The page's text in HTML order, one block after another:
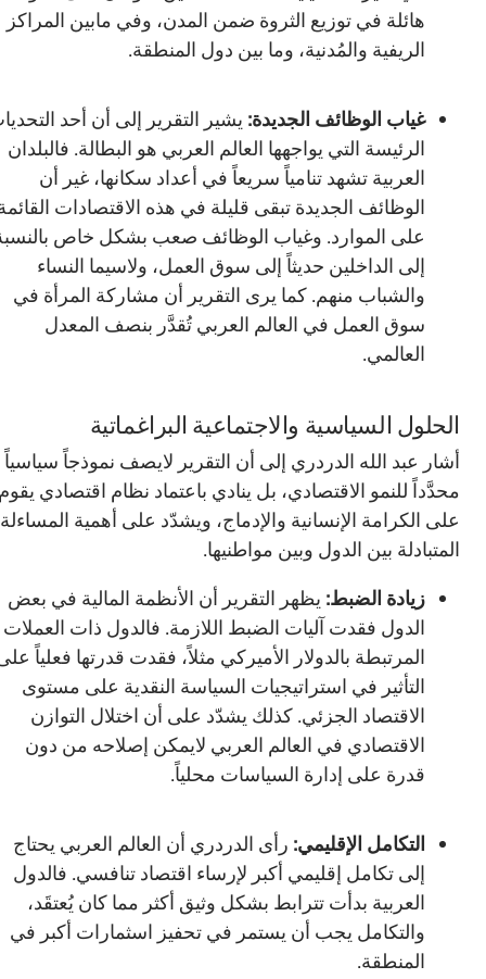
هائلة في توزيع الثروة ضمن المدن، وفي مابين المراكز
الريفية والمُدنية، وما بين دول المنطقة.
غياب الوظائف الجديدة:يشير التقرير إلى أن أحد التحديات
الرئيسة التي يواجهها العالم العربي هو البطالة. فالبلدان
العربية تشهد تنامياً سريعاً في أعداد سكانها، غير أن
الوظائف الجديدة تبقى قليلة في هذه الاقتصادات القائمة
على الموارد. وغياب الوظائف صعب بشكل خاص بالنسبة
إلى الداخلين حديثاً إلى سوق العمل، ولاسيما النساء
والشباب منهم. كما يرى التقرير أن مشاركة المرأة في
سوق العمل في العالم العربي تُقدَّر بنصف المعدل
العالمي.
الحلول السياسية والاجتماعية البراغماتية
أشار عبد الله الدردري إلى أن التقرير لايصف نموذجاً سياسياً
محدَّداً للنمو الاقتصادي، بل ينادي باعتماد نظام اقتصادي يقوم
على الكرامة الإنسانية والإدماج، ويشدّد على أهمية المساءلة
المتبادلة بين الدول وبين مواطنيها.
زيادة الضبط:يظهر التقرير أن الأنظمة المالية في بعض
الدول فقدت آليات الضبط اللازمة. فالدول ذات العملات
المرتبطة بالدولار الأميركي مثلاً، فقدت قدرتها فعلياً على
التأثير في استراتيجيات السياسة النقدية على مستوى
الاقتصاد الجزئي. كذلك يشدّد على أن اختلال التوازن
الاقتصادي في العالم العربي لايمكن إصلاحه من دون
قدرة على إدارة السياسات محلياً.
التكامل الإقليمي:رأى الدردري أن العالم العربي يحتاج
إلى تكامل إقليمي أكبر لإرساء اقتصاد تنافسي. فالدول
العربية بدأت تترابط بشكل وثيق أكثر مما كان يُعتقَد،
والتكامل يجب أن يستمر في تحفيز اسثمارات أكبر في
المنطقة.